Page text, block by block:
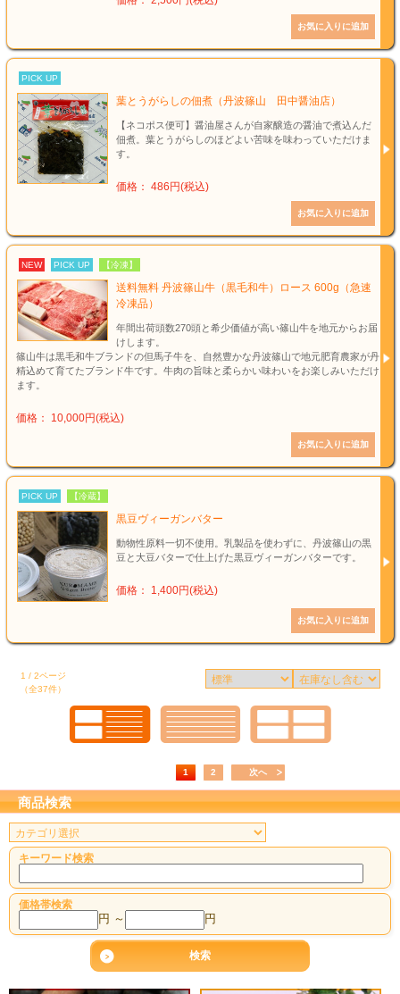
PICK UP
葉とうがらしの佃煮（丹波篠山 田中醤油店）
【ネコポス便可】醤油屋さんが自家醸造の醤油で煮込んだ
佃煮。葉とうがらしのほどよい苦味を味わっていただけま
す。
価格： 486円(税込)
NEW PICK UP 【冷凍】
送料無料 丹波篠山牛（黒毛和牛）ロース 600g（急速
冷凍品）
年間出荷頭数270頭と希少価値が高い篠山牛を地元からお届
けします。
篠山牛は黒毛和牛ブランドの但馬子牛を、自然豊かな丹波篠山で地元肥育農家が丹
精込めて育てたブランド牛です。牛肉の旨味と柔らかい味わいをお楽しみいただけ
ます。
価格： 10,000円(税込)
PICK UP 【冷蔵】
黒豆ヴィーガンバター
動物性原料一切不使用。乳製品を使わずに、丹波篠山の黒
豆と大豆バターで仕上げた黒豆ヴィーガンバターです。
価格： 1,400円(税込)
1 / 2ページ
（全37件）
1 2 次へ
商品検索
キーワード検索
価格帯検索
円 ～ 円